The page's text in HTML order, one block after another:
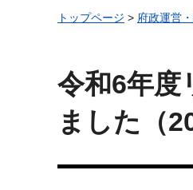
トップページ > 府政運営
令和6年度
ました（